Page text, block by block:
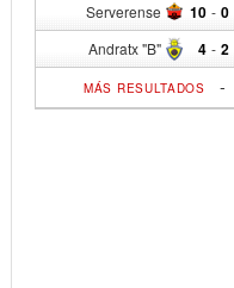
Serverense 10 - 0
Andratx "B" 4 - 2
MÁS RESULTADOS -